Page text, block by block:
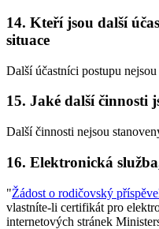
14. Kteří jsou další
situace
Další účastníci postupu nejsou
15. Jaké další činnosti
Další činnosti nejsou
16. Elektronická
"Žádost o rodičovský
vlastníte-li certifikát pro
internetových stránek